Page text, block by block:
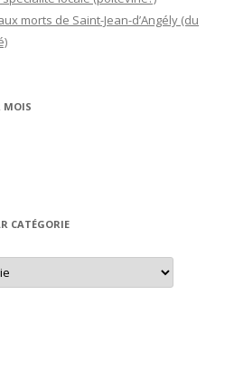
morts de Saint-Jean-d’Angély (du
MOIS
CATÉGORIE